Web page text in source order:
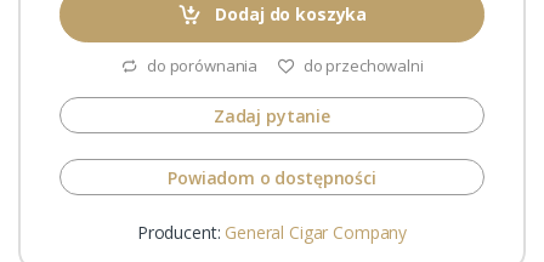
Dodaj do koszyka
do porównania do przechowalni
Zadaj pytanie
Powiadom o dostępności
Producent: General Cigar Company